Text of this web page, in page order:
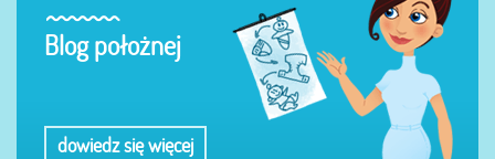
Blog położnej
dowiedz się więcej